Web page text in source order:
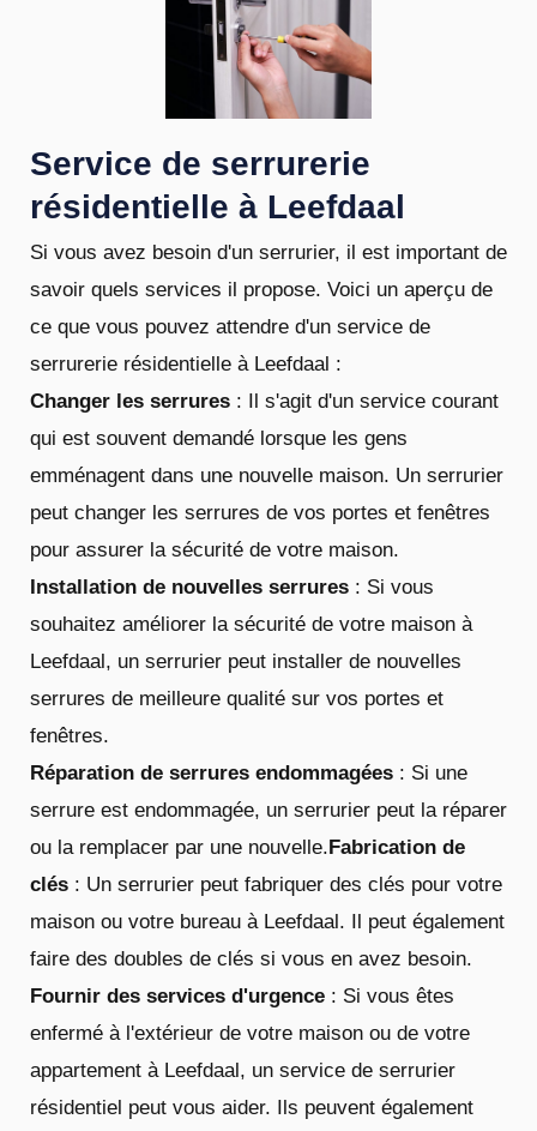
Service de serrurerie
résidentielle à Leefdaal
Si vous avez besoin d'un serrurier, il est important de
savoir quels services il propose. Voici un aperçu de
ce que vous pouvez attendre d'un service de
serrurerie résidentielle à Leefdaal :
Changer les serrures : Il s'agit d'un service courant
qui est souvent demandé lorsque les gens
emménagent dans une nouvelle maison. Un serrurier
peut changer les serrures de vos portes et fenêtres
pour assurer la sécurité de votre maison.
Installation de nouvelles serrures : Si vous
souhaitez améliorer la sécurité de votre maison à
Leefdaal, un serrurier peut installer de nouvelles
serrures de meilleure qualité sur vos portes et
fenêtres.
Réparation de serrures endommagées : Si une
serrure est endommagée, un serrurier peut la réparer
ou la remplacer par une nouvelle.Fabrication de
clés : Un serrurier peut fabriquer des clés pour votre
maison ou votre bureau à Leefdaal. Il peut également
faire des doubles de clés si vous en avez besoin.
Fournir des services d'urgence : Si vous êtes
enfermé à l'extérieur de votre maison ou de votre
appartement à Leefdaal, un service de serrurier
résidentiel peut vous aider. Ils peuvent également